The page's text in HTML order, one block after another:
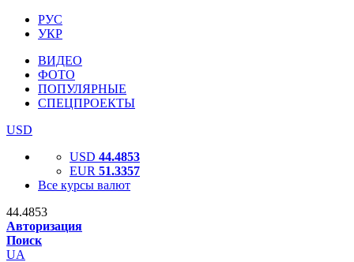
РУС
УКР
ВИДЕО
ФОТО
ПОПУЛЯРНЫЕ
СПЕЦПРОЕКТЫ
USD
USD 44.4853
EUR 51.3357
Все курсы валют
44.4853
Авторизация
Поиск
UA